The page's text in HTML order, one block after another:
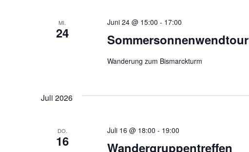
MI.
24 Sommersonnenwendtour
Juni 24 @ 15:00 - 17:00
Wanderung zum Bismarckturm
Juli 2026
DO.
16 Wandergruppentreffen
Juli 16 @ 18:00 - 19:00